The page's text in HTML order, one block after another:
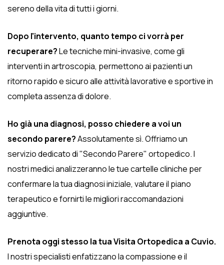
sereno della vita di tutti i giorni.
Dopo l'intervento, quanto tempo ci vorrà per
recuperare?Le tecniche mini-invasive, come gli
interventi in artroscopia, permettono ai pazienti un
ritorno rapido e sicuro alle attività lavorative e sportive in
completa assenza di dolore.
Ho già una diagnosi, posso chiedere a voi un
secondo parere?Assolutamente sì. Offriamo un
servizio dedicato di "Secondo Parere" ortopedico. I
nostri medici analizzeranno le tue cartelle cliniche per
confermare la tua diagnosi iniziale, valutare il piano
terapeutico e fornirti le migliori raccomandazioni
aggiuntive.
Prenota oggi stesso la tua Visita Ortopedica a Cuvio.
I nostri specialisti enfatizzano la compassione e il